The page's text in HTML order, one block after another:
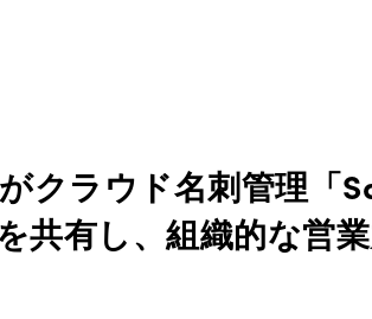
クラウド名刺管理「
共有し、組織的な営